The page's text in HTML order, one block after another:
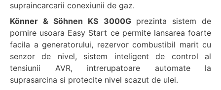
supraincarcarii conexiunii de gaz.
Könner & Söhnen KS 3000G prezinta sistem de
pornire usoara Easy Start ce permite lansarea foarte
facila a generatorului, rezervor combustibil marit cu
senzor de nivel, sistem inteligent de control al
tensiunii AVR, intrerupatoare automate la
suprasarcina si protecite nivel scazut de ulei.